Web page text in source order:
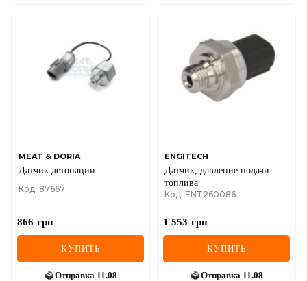
MEAT & DORIA
Датчик детонации
Код: 87667
866 грн
КУПИТЬ
Отправка 11.08
ENGITECH
Датчик, давление подачи
топлива
Код: ENT260086
1 553 грн
КУПИТЬ
Отправка 11.08